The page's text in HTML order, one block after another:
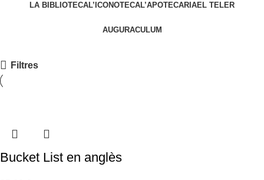
LA BIBLIOTECAL’ICONOTECAL’APOTECARIAEL TELER
AUGURACULUM
Filtres
Bucket List en anglès